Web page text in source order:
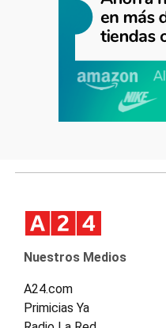
Nuestros Medios
A24.com
Primicias Ya